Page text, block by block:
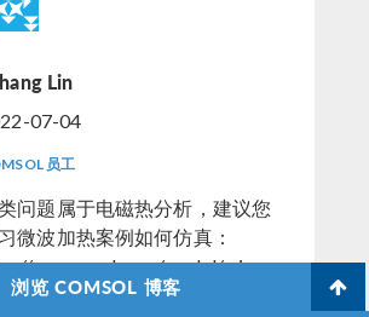
Lin
07-04
员工
问题属于电磁热分析，建议您
微波加热案例如何仿真：
cn.comsol.com/model/micro
oven-1424
浏览 COMSOL 博客